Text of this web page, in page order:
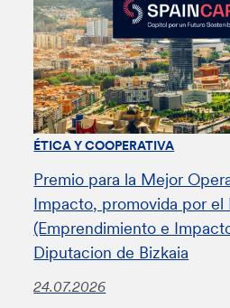
ÉTICA Y COOPERATIVA
Premio para la Mejor
Impacto, promovida por el
(Emprendimiento e
Diputacion de Bizkaia
24.07.2026